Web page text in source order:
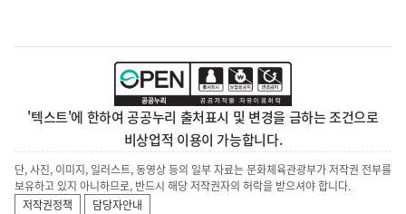
'텍스트'에 한하여 공공누리 출처표시 및 변경을 금하는 조건으로
비상업적 이용이 가능합니다.
단, 사진, 이미지, 일러스트, 동영상 등의 일부 자료는 문화체육관광부가 저작권 전부를
보유하고 있지 아니하므로, 반드시 해당 저작권자의 허락을 받으셔야 합니다.
저작권정책
담당자안내